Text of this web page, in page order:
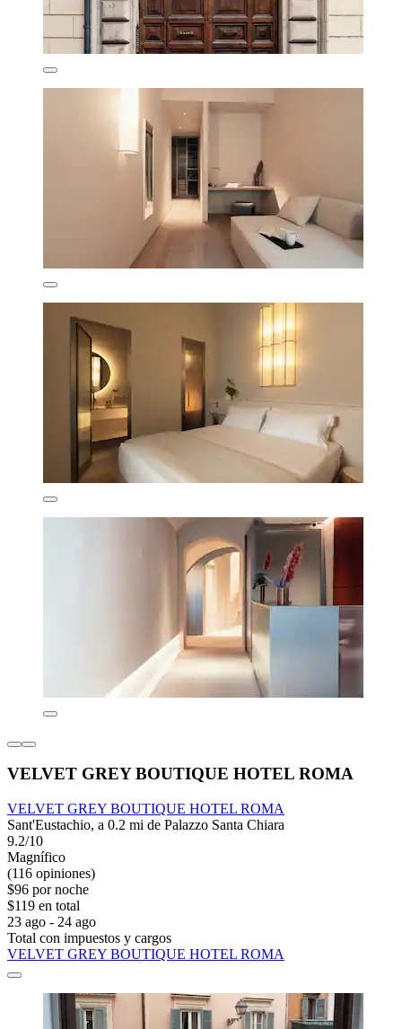
VELVET GREY BOUTIQUE HOTEL ROMA
VELVET GREY BOUTIQUE HOTEL ROMA
Sant'Eustachio, a 0.2 mi de Palazzo Santa Chiara
9.2/10
Magnífico
(116 opiniones)
$96 por noche
$119 en total
23 ago - 24 ago
Total con impuestos y cargos
VELVET GREY BOUTIQUE HOTEL ROMA